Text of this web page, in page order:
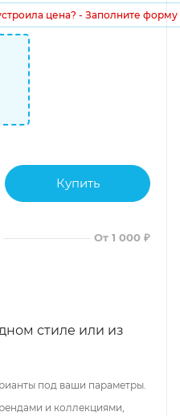
цена? - Заполните форму
Купить
От 1 000 ₽
стиле или из
под ваши параметры.
и коллекциями,